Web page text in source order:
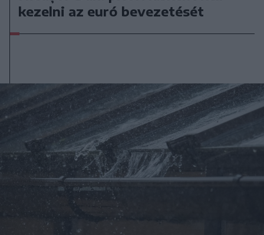
kezelni az euró bevezetését